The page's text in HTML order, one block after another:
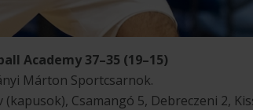
Academy 37–35 (19–15)
Márton Sportcsarnok.
Csamangó 5, Debreczeni 2,